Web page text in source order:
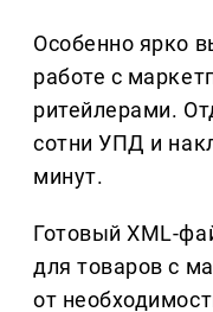
Особенно ярко
работе с
ритейлерами.
сотни УПД и
минут.
Готовый XML-
для товаров с
от